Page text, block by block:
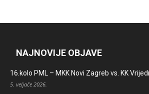
NAJNOVIJE OBJAVE
16.kolo PML – MKK Novi Zagreb vs. KK
5. veljače 2026.